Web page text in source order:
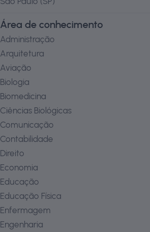
Área de conhecimento
Administração
Arquitetura
Aviação
Biologia
Biomedicina
Ciências Biológicas
Comunicação
Contabilidade
Direito
Economia
Educação
Educação Física
Enfermagem
Engenharia